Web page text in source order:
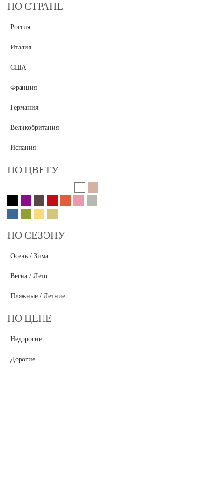
ПО СТРАНЕ
Россия
Италия
США
Франция
Германия
Великобритания
Испания
ПО ЦВЕТУ
ПО СЕЗОНУ
Осень / Зима
Весна / Лето
Пляжные / Летние
ПО ЦЕНЕ
Недорогие
Дорогие